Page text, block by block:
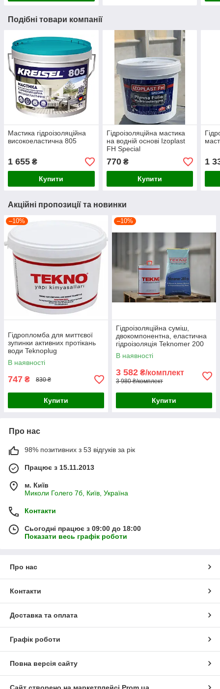
Подібні товари компанії
Мастика гідроізоляційна
високоеластична 805
1 655 ₴
Купити
Гідроізоляційна мастика
на водній основі Izoplast
FH Special
770₴
Купити
1
Акційні пропозиції та новинки
–10%
Гідропломба для миттєвої
зупинки активних протікань
води Teknoplug
В наявності
747 ₴ 830 ₴
Купити
–10%
Гідроізоляційна суміш,
двокомпонентна, еластична
гідроізоляція Teknomer 200
EX
В наявності
3 582 ₴/комплект
3 980 ₴/комплект
Купити
Про нас
98% позитивних з 53 відгуків за рік
Працює з 15.11.2013
м. Київ
Миколи Голего 7б, Київ, Україна
Контакти
Сьогодні працює з 09:00 до 18:00
Показати весь графік роботи
Про нас
Контакти
Доставка та оплата
Графік роботи
Повна версія сайту